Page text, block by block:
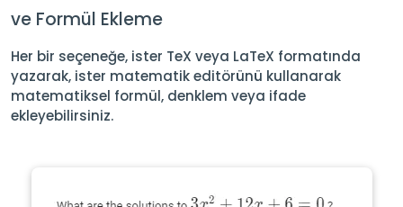
ve Formül Ekleme
Her bir seçeneğe, ister TeX veya LaTeX formatında
yazarak, ister matematik editörünü kullanarak
matematiksel formül, denklem veya ifade
ekleyebilirsiniz.